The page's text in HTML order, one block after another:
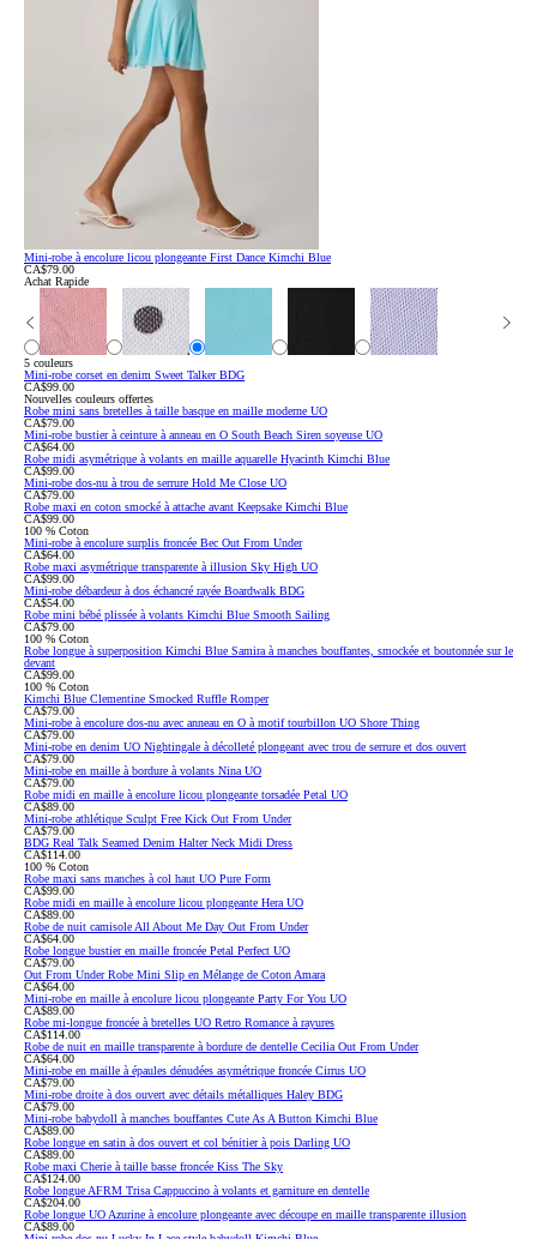
Mini-robe à encolure licou plongeante First Dance Kimchi Blue
CA$79.00
Achat Rapide
5 couleurs
Mini-robe corset en denim Sweet Talker BDG
CA$99.00
Nouvelles couleurs offertes
Robe mini sans bretelles à taille basque en maille moderne UO
CA$79.00
Mini-robe bustier à ceinture à anneau en O South Beach Siren soyeuse UO
CA$64.00
Robe midi asymétrique à volants en maille aquarelle Hyacinth Kimchi Blue
CA$99.00
Mini-robe dos-nu à trou de serrure Hold Me Close UO
CA$79.00
Robe maxi en coton smocké à attache avant Keepsake Kimchi Blue
CA$99.00
100 % Coton
Mini-robe à encolure surplis froncée Bec Out From Under
CA$64.00
Robe maxi asymétrique transparente à illusion Sky High UO
CA$99.00
Mini-robe débardeur à dos échancré rayée Boardwalk BDG
CA$54.00
Robe mini bébé plissée à volants Kimchi Blue Smooth Sailing
CA$79.00
100 % Coton
Robe longue à superposition Kimchi Blue Samira à manches bouffantes, smockée et boutonnée sur le
devant
CA$99.00
100 % Coton
Kimchi Blue Clementine Smocked Ruffle Romper
CA$79.00
Mini-robe à encolure dos-nu avec anneau en O à motif tourbillon UO Shore Thing
CA$79.00
Mini-robe en denim UO Nightingale à décolleté plongeant avec trou de serrure et dos ouvert
CA$79.00
Mini-robe en maille à bordure à volants Nina UO
CA$79.00
Robe midi en maille à encolure licou plongeante torsadée Petal UO
CA$89.00
Mini-robe athlétique Sculpt Free Kick Out From Under
CA$79.00
BDG Real Talk Seamed Denim Halter Neck Midi Dress
CA$114.00
100 % Coton
Robe maxi sans manches à col haut UO Pure Form
CA$99.00
Robe midi en maille à encolure licou plongeante Hera UO
CA$89.00
Robe de nuit camisole All About Me Day Out From Under
CA$64.00
Robe longue bustier en maille froncée Petal Perfect UO
CA$79.00
Out From Under Robe Mini Slip en Mélange de Coton Amara
CA$64.00
Mini-robe en maille à encolure licou plongeante Party For You UO
CA$89.00
Robe mi-longue froncée à bretelles UO Retro Romance à rayures
CA$114.00
Robe de nuit en maille transparente à bordure de dentelle Cecilia Out From Under
CA$64.00
Mini-robe en maille à épaules dénudées asymétrique froncée Cirrus UO
CA$79.00
Mini-robe droite à dos ouvert avec détails métalliques Haley BDG
CA$79.00
Mini-robe babydoll à manches bouffantes Cute As A Button Kimchi Blue
CA$89.00
Robe longue en satin à dos ouvert et col bénitier à pois Darling UO
CA$89.00
Robe maxi Cherie à taille basse froncée Kiss The Sky
CA$124.00
Robe longue AFRM Trisa Cappuccino à volants et garniture en dentelle
CA$204.00
Robe longue UO Azurine à encolure plongeante avec découpe en maille transparente illusion
CA$89.00